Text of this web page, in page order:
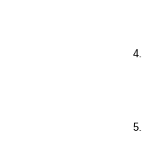
4.
5.